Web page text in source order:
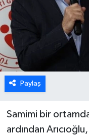
Paylaş
Samimi bir
ardından